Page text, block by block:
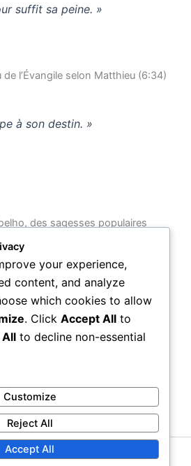
suffit sa peine. »
l’Évangile selon Matthieu (6:34)
à son destin. »
des sagesses populaires
du bout du monde, une même
ces formules : celle entre la part
nos vies et la liberté que nous
que cette sagesse accumulée
être que le destin n’est ni une
mais une invitation à choisir qui
à l’imprévisible.
SUIVANT
your experience,
content, and analyze
which cookies to allow
. Click Accept All to
All to decline non-essential
Customize
Reject All
Accept All